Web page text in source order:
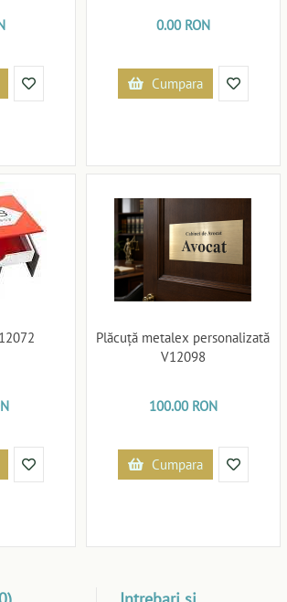
0.00 RON
Cumpara
Plăcuță metalex personalizată
V12098
100.00 RON
Cumpara